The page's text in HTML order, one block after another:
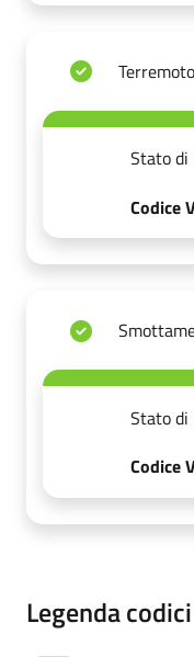
Terremoto
Stato di
Codice
Stato di
Codice
Legenda